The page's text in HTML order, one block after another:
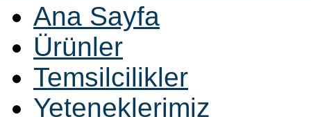
Ana Sayfa
Ürünler
Temsilcilikler
Yeteneklerimiz